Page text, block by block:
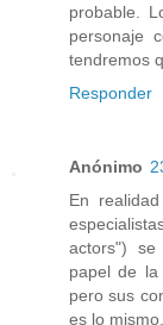
probable.
personaje
tendremos
Responder
Anónimo
En
actors") se
papel de la
pero sus
es lo